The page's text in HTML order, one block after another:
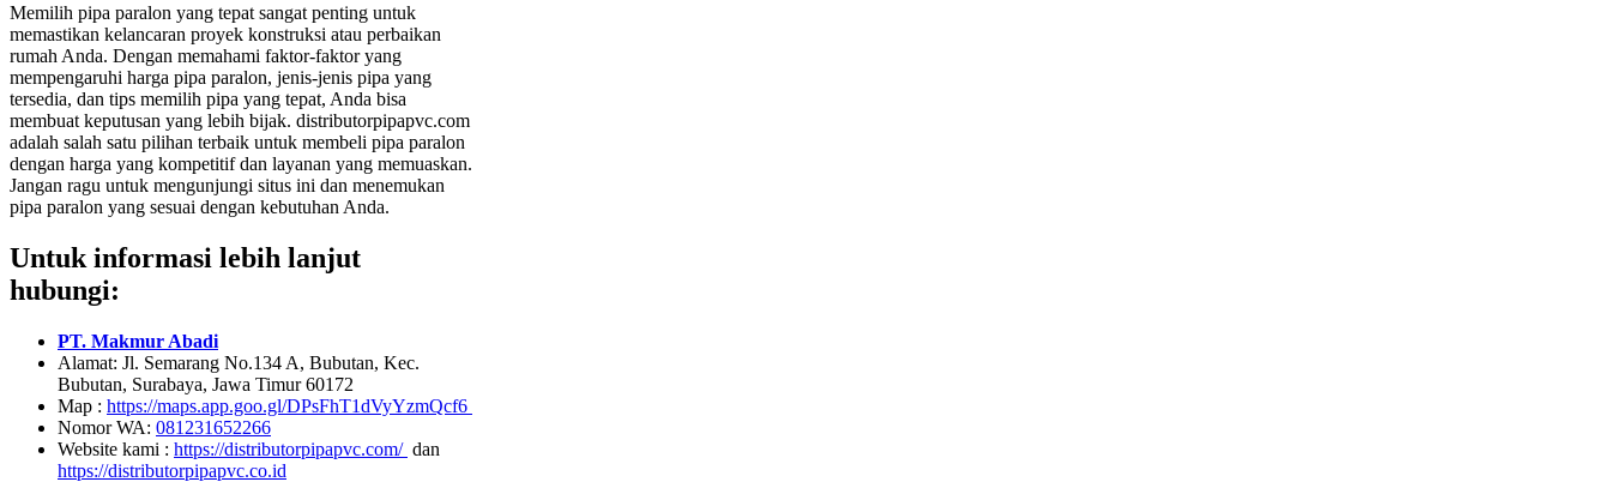
Memilih pipa paralon yang tepat sangat penting untuk
memastikan kelancaran proyek konstruksi atau perbaikan
rumah Anda. Dengan memahami faktor-faktor yang
mempengaruhi harga pipa paralon, jenis-jenis pipa yang
tersedia, dan tips memilih pipa yang tepat, Anda bisa
membuat keputusan yang lebih bijak. distributorpipapvc.com
adalah salah satu pilihan terbaik untuk membeli pipa paralon
dengan harga yang kompetitif dan layanan yang memuaskan.
Jangan ragu untuk mengunjungi situs ini dan menemukan
pipa paralon yang sesuai dengan kebutuhan Anda.
Untuk informasi lebih lanjut
hubungi:
PT. Makmur Abadi
Alamat: Jl. Semarang No.134 A, Bubutan, Kec.
Bubutan, Surabaya, Jawa Timur 60172
Map : https://maps.app.goo.gl/DPsFhT1dVyYzmQcf6
Nomor WA: 081231652266
Website kami : https://distributorpipapvc.com/ dan
https://distributorpipapvc.co.id